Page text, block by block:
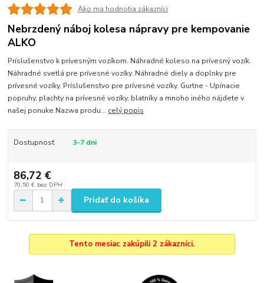
Ako ma hodnotia zákazníci
Nebrzdený náboj kolesa nápravy pre kempovanie
ALKO
Príslušenstvo k prívesným vozíkom. Náhradné koleso na prívesný vozík.
Náhradné svetlá pre prívesné vozíky. Náhradné diely a doplnky pre
prívesné vozíky. Príslušenstvo pre prívesné vozíky. Gurtne - Upínacie
popruhy, plachty na prívesné vozíky, blatníky a mnoho iného nájdete v
našej ponuke.Nazwa produ... celý popis
Dostupnosť 3-7 dni
86,72 €
70,50 € bez DPH
Pridať do košíka
Tento mesiac zakúpili 2 zákazníci.